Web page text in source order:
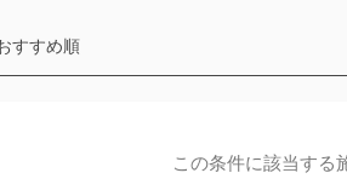
すすめ順
この条件に該当する